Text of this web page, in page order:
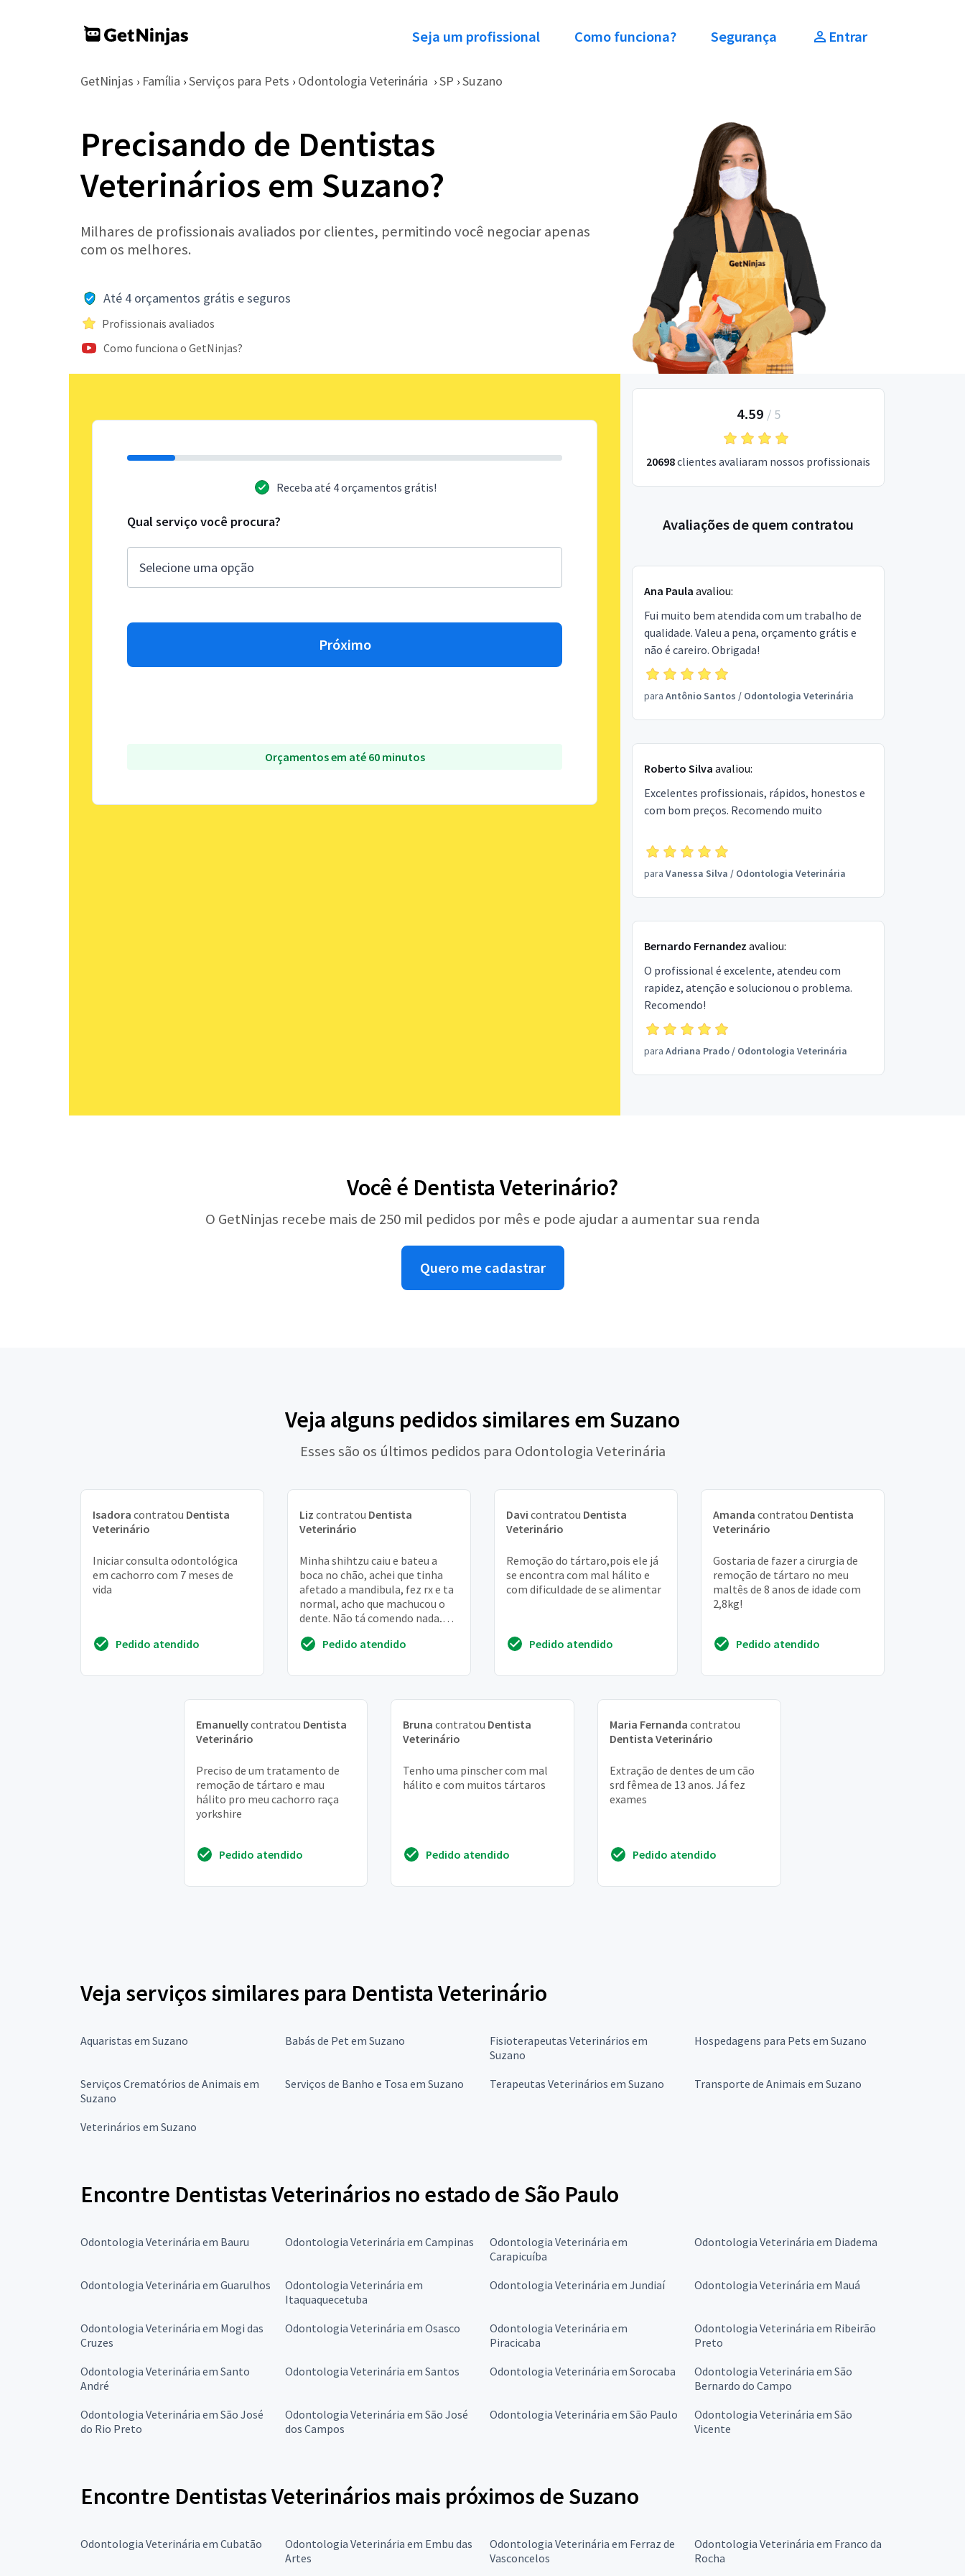
Seja um profissional Como funciona? Segurança Entrar
GetNinjas › Família › Serviços para Pets › Odontologia Veterinária › SP › Suzano
Precisando de Dentistas
Veterinários em Suzano?
Milhares de profissionais avaliados por clientes, permitindo você negociar apenas
com os melhores.
Até 4 orçamentos grátis e seguros
Profissionais avaliados
Como funciona o GetNinjas?
Receba até 4 orçamentos grátis!
Qual serviço você procura?
Próximo
Orçamentos em até 60 minutos
4.59 / 5
20698clientes avaliaram nossos profissionais
Avaliações de quem contratou
Ana Paula avaliou:
Fui muito bem atendida com um trabalho de
qualidade. Valeu a pena, orçamento grátis e
não é careiro. Obrigada!
para Antônio Santos / Odontologia Veterinária
Roberto Silva avaliou:
Excelentes profissionais, rápidos, honestos e
com bom preços. Recomendo muito
para Vanessa Silva / Odontologia Veterinária
Bernardo Fernandez avaliou:
O profissional é excelente, atendeu com
rapidez, atenção e solucionou o problema.
Recomendo!
para Adriana Prado/ Odontologia Veterinária
Você é Dentista Veterinário?
O GetNinjas recebe mais de 250 mil pedidos por mês e pode ajudar a aumentar sua renda
Quero me cadastrar
Veja alguns pedidos similares em Suzano
Esses são os últimos pedidos para Odontologia Veterinária
Isadora contratou Dentista
Veterinário
Iniciar consulta odontológica
em cachorro com 7 meses de
vida
Pedido atendido
Liz contratou Dentista
Veterinário
Minha shihtzu caiu e bateu a
boca no chão, achei que tinha
afetado a mandibula, fez rx e ta
normal, acho que machucou o
dente. Não tá comendo nada,
marcar um den...
Pedido atendido
Davi contratou Dentista
Veterinário
Remoção do tártaro,pois ele já
se encontra com mal hálito e
com dificuldade de se alimentar
Pedido atendido
Amanda contratou Dentista
Veterinário
Gostaria de fazer a cirurgia de
remoção de tártaro no meu
maltês de 8 anos de idade com
2,8kg!
Pedido atendido
Emanuellycontratou Dentista
Veterinário
Preciso de um tratamento de
remoção de tártaro e mau
hálito pro meu cachorro raça
yorkshire
Pedido atendido
Bruna contratou Dentista
Veterinário
Tenho uma pinscher com mal
hálito e com muitos tártaros
Pedido atendido
Maria Fernanda contratou
Dentista Veterinário
Extração de dentes de um cão
srd fêmea de 13 anos. Já fez
exames
Pedido atendido
Veja serviços similares para Dentista Veterinário
Aquaristas em Suzano Babás de Pet em Suzano
Fisioterapeutas Veterinários em
Suzano
Hospedagens para Pets em Suzano
Serviços Crematórios de Animais em
Suzano
Serviços de Banho e Tosa em Suzano Terapeutas Veterinários em Suzano Transporte de Animais em Suzano
Veterinários em Suzano
Encontre Dentistas Veterinários no estado de São Paulo
Odontologia Veterinária em Bauru Odontologia Veterinária em Campinas
Odontologia Veterinária em
Carapicuíba
Odontologia Veterinária em Diadema
Odontologia Veterinária em Guarulhos
Odontologia Veterinária em
Itaquaquecetuba
Odontologia Veterinária em Jundiaí Odontologia Veterinária em Mauá
Odontologia Veterinária em Mogi das
Cruzes
Odontologia Veterinária em Osasco
Odontologia Veterinária em
Piracicaba
Odontologia Veterinária em Ribeirão
Preto
Odontologia Veterinária em Santo
André
Odontologia Veterinária em Santos Odontologia Veterinária em Sorocaba
Odontologia Veterinária em São
Bernardo do Campo
Odontologia Veterinária em São José
do Rio Preto
Odontologia Veterinária em São José
dos Campos
Odontologia Veterinária em São Paulo
Odontologia Veterinária em São
Vicente
Encontre Dentistas Veterinários mais próximos de Suzano
Odontologia Veterinária em Cubatão
Odontologia Veterinária em Embu das
Artes
Odontologia Veterinária em Ferraz de
Vasconcelos
Odontologia Veterinária em Franco da
Rocha